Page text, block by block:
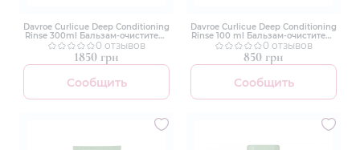
Davroe Curlicue Deep Conditioning
Rinse 300ml Бальзам-очиститель
для глубокого
кондиционирования
0 отзывов
1850 грн
Сообщить
Davroe Curlicue Deep Conditioning
Rinse 100 ml Бальзам-очиститель
для глубокого
кондиционирования
0 отзывов
850 грн
Сообщить